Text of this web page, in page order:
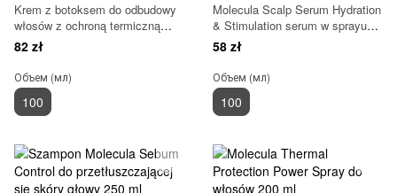
Krem z botoksem do odbudowy
włosów z ochroną termiczną
Molecula Maxi Repair Hair
Cream 100 ml
82 zł
Объем (мл)
100
Molecula Scalp Serum Hydration
& Stimulation serum w sprayu
nawilżające skórę głowy i
stymulujące wzrost włosów 100
ml
58 zł
Объем (мл)
100